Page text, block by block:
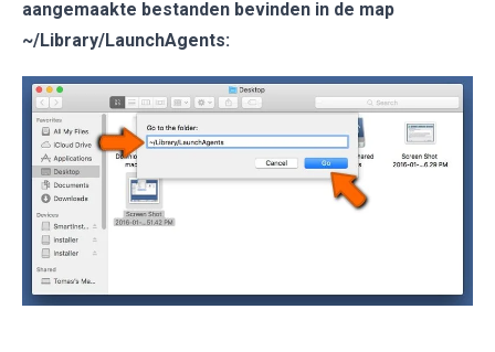
aangemaakte bestanden bevinden in de map
~/Library/LaunchAgents: